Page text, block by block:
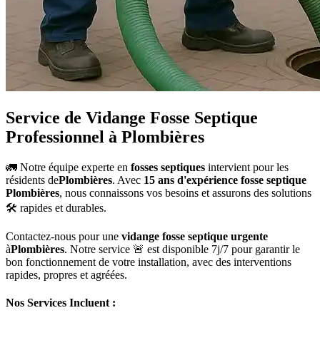
Service de Vidange Fosse Septique
Professionnel à Plombières
🚛 Notre équipe experte en fosses septiques intervient pour les
résidents dePlombières. Avec 15 ans d'expérience fosse septique
Plombières, nous connaissons vos besoins et assurons des solutions
🛠️ rapides et durables.
Contactez-nous pour une vidange fosse septique urgente
àPlombières. Notre service 🚨 est disponible 7j/7 pour garantir le
bon fonctionnement de votre installation, avec des interventions
rapides, propres et agréées.
Nos Services Incluent :